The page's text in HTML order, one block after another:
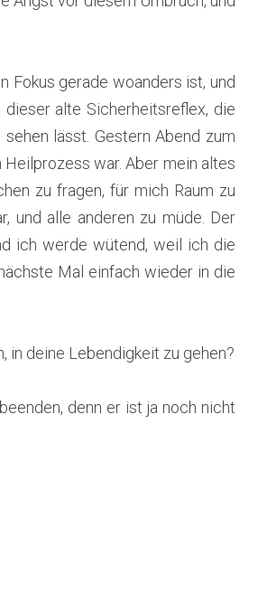
Fokus gerade woanders ist, und
alte Sicherheitsreflex, die
lässt. Gestern Abend zum
war. Aber mein altes
zu fragen, für mich Raum zu
und alle anderen zu müde. Der
ich werde wütend, weil ich die
Mal einfach wieder in die
in deine Lebendigkeit zu gehen?
denn er ist ja noch nicht